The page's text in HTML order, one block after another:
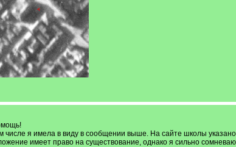
числе я имела в виду в сообщении выше. На сайте школы
имеет право на существование, однако я сильно